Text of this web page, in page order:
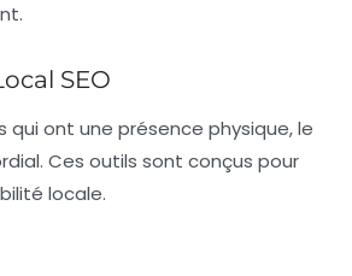
SEO
qui ont une présence physique, le
Ces outils sont conçus pour
locale.